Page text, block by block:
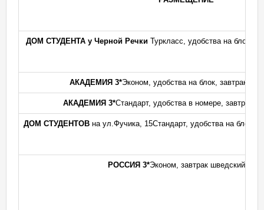
ДОМ СТУДЕНТА у Черной Речки Туркласс, удобства на блок,
АКАДЕМИЯ 3*Эконом, удобства на блок, завтрак
АКАДЕМИЯ 3*Стандарт, удобства в номере, завтрак
ДОМ СТУДЕНТОВ на ул.Фучика, 15Стандарт, удобства на блок,
РОССИЯ 3*Эконом, завтрак шведский стол